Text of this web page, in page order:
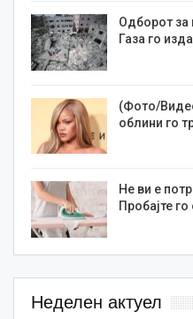
Одборот за
Газа го
(Фото/
облини го
Не ви е
Пробајте го
Неделен актуел